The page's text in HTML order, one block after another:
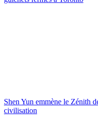
Shen Yun emmène le Zénith
civilisation